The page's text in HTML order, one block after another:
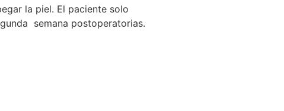
la piel. El paciente solo
semana postoperatorias.